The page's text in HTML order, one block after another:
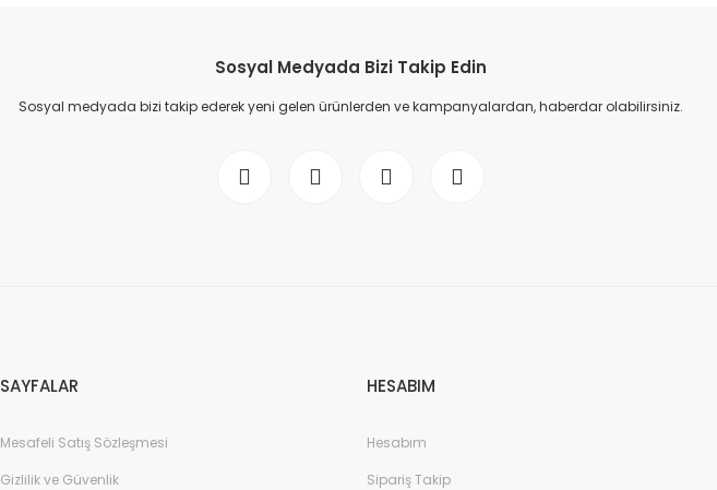
Sosyal Medyada Bizi Takip Edin
Sosyal medyada bizi takip ederek yeni gelen ürünlerden ve kampanyalardan, haberdar olabilirsiniz.
SAYFALAR
Mesafeli Satış Sözleşmesi
Gizlilik ve Güvenlik
HESABIM
Hesabım
Sipariş Takip